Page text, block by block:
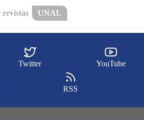
revistas UNAL
Twitter YouTube
RSS